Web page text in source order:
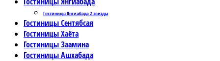
Гостиницы Янгиабада 2 звезды
Гостиницы Сентябсая
Гостиницы Хаёта
Гостиницы Заамина
Гостиницы Ашхабада